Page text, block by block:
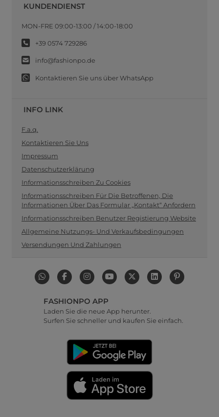
KUNDENDIENST
MON-FRE 09:00-13:00 / 14:00-18:00
+39 0574 729286
info@fashionpo.de
Kontaktieren Sie uns über WhatsApp
INFO LINK
F.a.q.
Kontaktieren Sie Uns
Impressum
Datenschutzerklärung
Informationsschreiben Zu Cookies
Informationsschreiben Für Die Betroffenen, Die
Informationen Über Das Formular „Kontakt“ Anfordern
Informationsschreiben Benutzer Registierung Website
Allgemeine Nutzungs- Und Verkaufsbedingungen
Versendungen Und Zahlungen
FASHIONPO APP
Laden Sie die neue App herunter.
Surfen Sie schneller und kaufen Sie einfach.